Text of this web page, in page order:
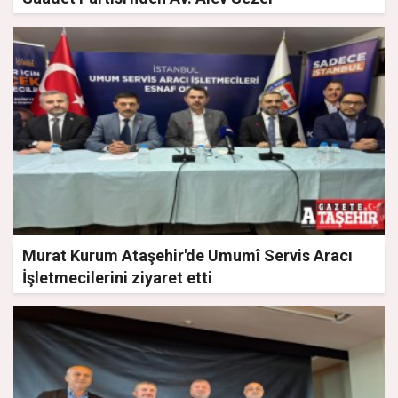
Murat Kurum Ataşehir'de Umumî Servis Aracı
İşletmecilerini ziyaret etti